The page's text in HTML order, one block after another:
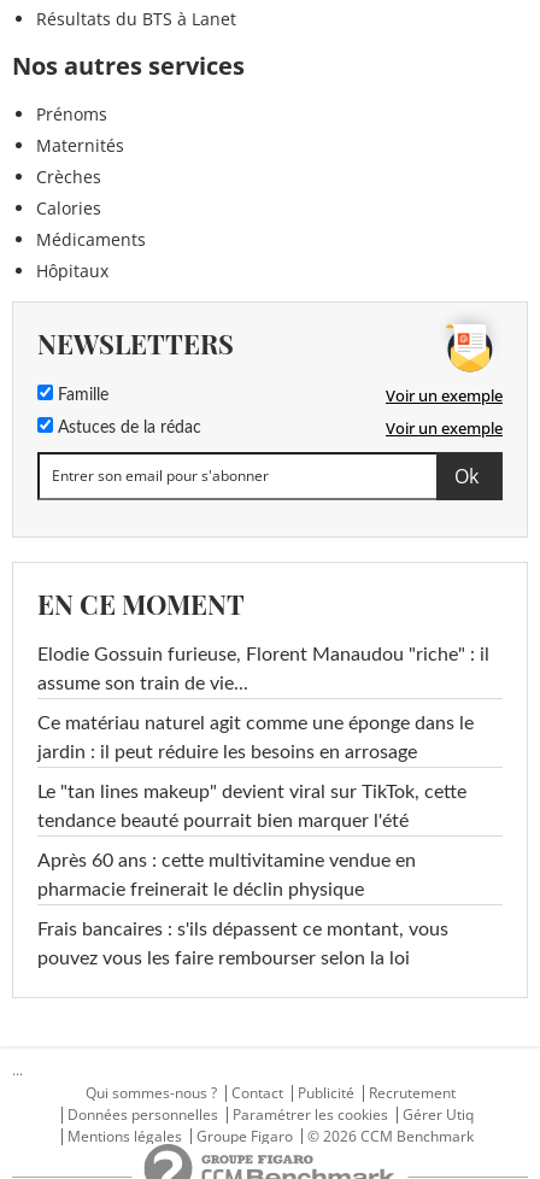
Résultats du BTS à Lanet
Nos autres services
Prénoms
Maternités
Crèches
Calories
Médicaments
Hôpitaux
NEWSLETTERS
Famille Voir un exemple
Astuces de la rédac Voir un exemple
EN CE MOMENT
Elodie Gossuin furieuse, Florent Manaudou "riche" : il
assume son train de vie...
Ce matériau naturel agit comme une éponge dans le
jardin : il peut réduire les besoins en arrosage
Le "tan lines makeup" devient viral sur TikTok, cette
tendance beauté pourrait bien marquer l'été
Après 60 ans : cette multivitamine vendue en
pharmacie freinerait le déclin physique
Frais bancaires : s'ils dépassent ce montant, vous
pouvez vous les faire rembourser selon la loi
...
Qui sommes-nous ?
Contact Publicité
Recrutement
Données personnelles
Paramétrer les cookies
Gérer Utiq
Mentions légales
Groupe Figaro © 2026 CCM Benchmark